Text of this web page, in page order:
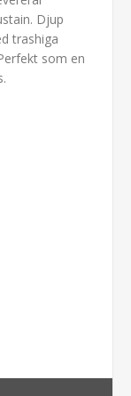
Djup
trashiga
som en